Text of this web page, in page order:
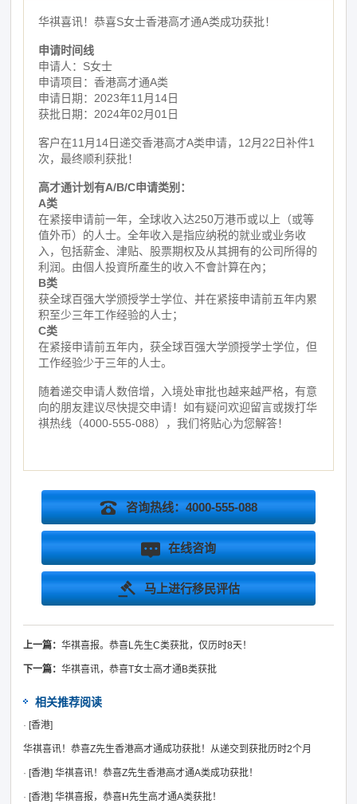
华祺喜讯！恭喜S女士香港高才通A类成功获批！
申请时间线
申请人：S女士
申请项目：香港高才通A类
申请日期：2023年11月14日
获批日期：2024年02月01日
客户在11月14日递交香港高才A类申请，12月22日补件1
次，最终顺利获批！
高才通计划有A/B/C申请类别 ：
A类
在紧接申请前一年，全球收入达250万港币或以上（或等
值外币）的人士。全年收入是指应纳税的就业或业务收
入，包括薪金、津贴、股票期权及从其拥有的公司所得的
利润。由個人投資所產生的收入不會計算在內；
B类
获全球百强大学颁授学士学位、并在紧接申请前五年内累
积至少三年工作经验的人士；
C类
在紧接申请前五年内，获全球百强大学颁授学士学位，但
工作经验少于三年的人士。
随着递交申请人数倍增，入境处审批也越来越严格，有意
向的朋友建议尽快提交申请！如有疑问欢迎留言或拨打华
祺热线（4000-555-088），我们将贴心为您解答！
咨询热线：4000-555-088
在线咨询
马上进行移民评估
上一篇：华祺喜报。恭喜L先生C类获批，仅历时8天！
下一篇：华祺喜讯，恭喜T女士高才通B类获批
相关推荐阅读
· [香港]
华祺喜讯！恭喜Z先生香港高才通成功获批！从递交到获批历时2个月
· [香港] 华祺喜讯！恭喜Z先生香港高才通A类成功获批！
· [香港] 华祺喜报，恭喜H先生高才通A类获批！